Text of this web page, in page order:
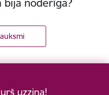
noderīga?
uzzina!